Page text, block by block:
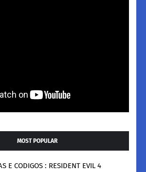
MOST POPULAR
E CODIGOS : RESIDENT EVIL 4